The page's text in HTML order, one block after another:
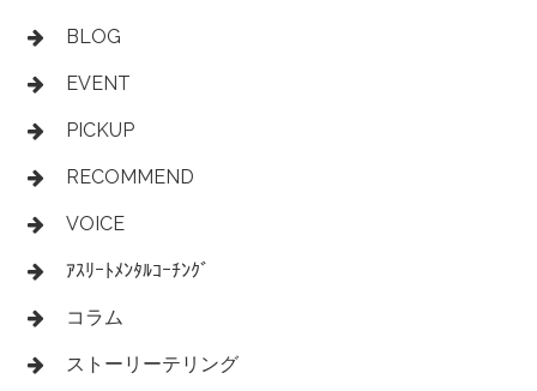
BLOG
EVENT
PICKUP
RECOMMEND
VOICE
ｱｽﾘｰﾄﾒﾝﾀﾙｺｰﾁﾝｸﾞ
コラム
ストーリーテリング